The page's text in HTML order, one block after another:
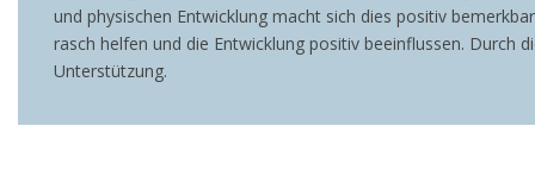
und physischen Entwicklung macht sich dies positiv
rasch helfen und die Entwicklung positiv beeinflussen. Durch
Unterstützung.